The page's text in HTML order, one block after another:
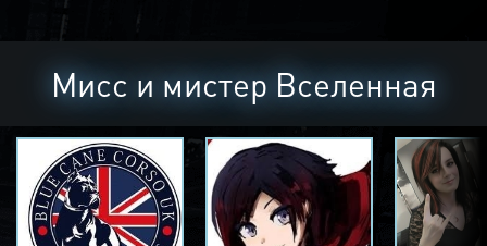
Мисс и мистер Вселенная